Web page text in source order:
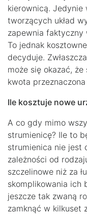
kierownicą. Jedynie
tworzących układ
zapewnia faktyczny
To jednak
decyduje.
może się okazać,
kwota
Ile kosztuje nowe
A co gdy mimo
strumienicę? Ile to
strumienica nie jest
zależności od
szczelinowe niż za
skomplikowania ich
jeszcze tak zwaną
zamknąć w kilkuset